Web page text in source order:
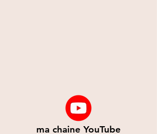
ma chaine YouTube